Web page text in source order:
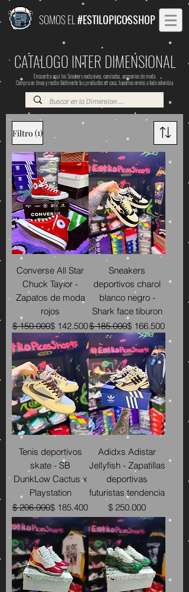
SOMOS EL #ESTILOPICOSSHOP
CATALOGO INTER DIMENSIONAL
Encuentra aquí los Sneakers exclusivos, camisetas, accesorios de moda
Compra en linea y recibe fácilmente tus productos en casa, hacemos envíos a todo colombia
Filtro (1)
Converse All Star
Chuck Taylor -
Zapatos de moda
rojos
Precio
$ 150.000Precio de oferta
$ 142.500
Sneakers
deportivos charol
blanco negro -
Shark face tiburon
Precio
$ 185.000Precio de oferta
$ 166.500
Tenis deportivos
skate - SB
DunkLow Cactus x
Playstation
Precio
$ 206.000Precio de oferta
$ 185.400
Adidxs Adistar
Jellyfish - Zapatillas
deportivas
futuristas tendencia
Precio
$ 250.000